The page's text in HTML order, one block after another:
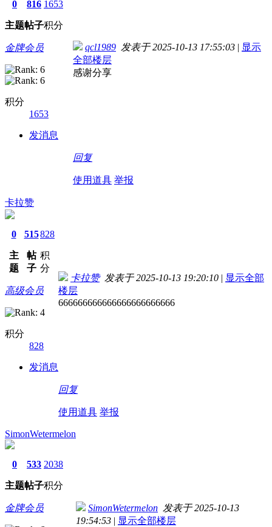
0
主题
816
帖子
1653
积分
金牌会员
积分
1653
发消息
qcl1989 发表于 2025-10-13 17:55:03 | 显示
全部楼层
感谢分享
回复
使用道具 举报
卡拉赞
0
主
题
515
帖
子
828
积
分
高级会员
积分
828
发消息
卡拉赞发表于 2025-10-13 19:20:10 | 显示全部
楼层
666666666666666666666666
回复
使用道具 举报
SimonWetermelon
0
主题
533
帖子
2038
积分
金牌会员 SimonWetermelon 发表于 2025-10-13
19:54:53 | 显示全部楼层